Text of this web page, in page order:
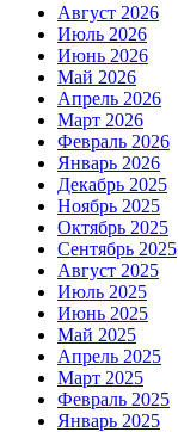
Август 2026
Июль 2026
Июнь 2026
Май 2026
Апрель 2026
Март 2026
Февраль 2026
Январь 2026
Декабрь 2025
Ноябрь 2025
Октябрь 2025
Сентябрь 2025
Август 2025
Июль 2025
Июнь 2025
Май 2025
Апрель 2025
Март 2025
Февраль 2025
Январь 2025